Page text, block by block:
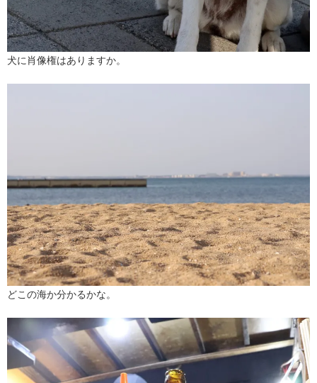
犬に肖像権はありますか。
どこの海か分かるかな。